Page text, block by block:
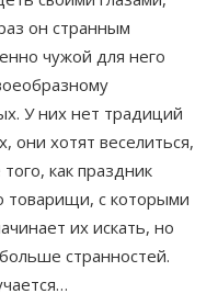
он странным
чужой для него
У них нет традиций
они хотят веселиться,
как праздник
товарищи, с которыми
их искать, но
странностей.